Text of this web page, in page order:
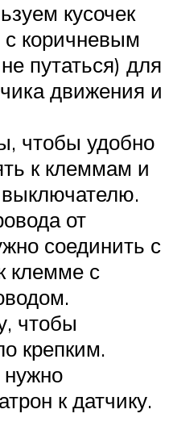
кусочек
коричневым
путаться) для
движения и
чтобы удобно
к клеммам и
от
соединить с
клемме с
чтобы
крепким.
к датчику.